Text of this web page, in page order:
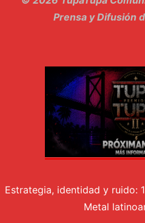
12. dolor - Piel
15. Pachakuti - Pleia
17. Kamikaze - La
Prensa y Difusión
Estrategia, identidad y ruido:
Metal